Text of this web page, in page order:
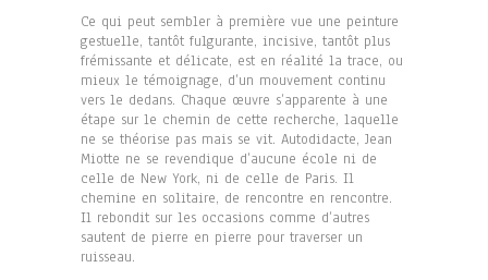
Ce qui peut sembler à première vue une peinture
gestuelle, tantôt fulgurante, incisive, tantôt plus
frémissante et délicate, est en réalité la trace, ou
mieux le témoignage, d’un mouvement continu
vers le dedans. Chaque œuvre s’apparente à une
étape sur le chemin de cette recherche, laquelle
ne se théorise pas mais se vit. Autodidacte, Jean
Miotte ne se revendique d’aucune école ni de
celle de New York, ni de celle de Paris. Il
chemine en solitaire, de rencontre en rencontre.
Il rebondit sur les occasions comme d’autres
sautent de pierre en pierre pour traverser un
ruisseau.